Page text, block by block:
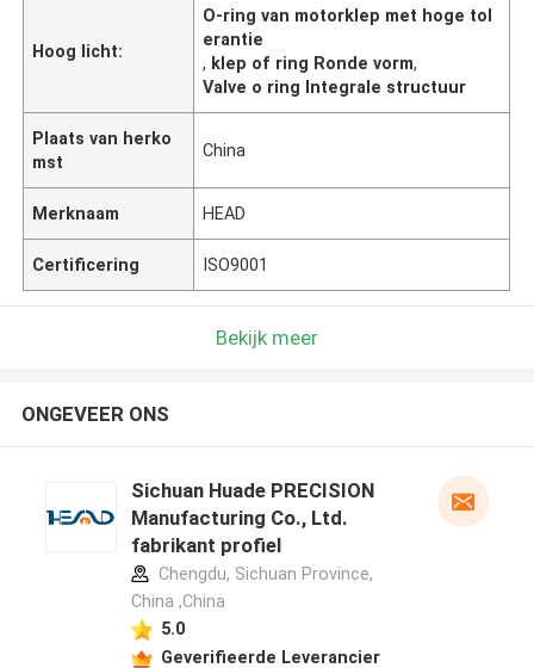
Hoog licht:
O-ring van motorklep met hoge tol
erantie
, klep of ring Ronde vorm,
Valve o ring Integrale structuur
Plaats van herko
mst
China
Merknaam HEAD
Certificering ISO9001
Bekijk meer
ONGEVEER ONS
Sichuan Huade PRECISION
Manufacturing Co., Ltd.
fabrikant profiel
Chengdu, Sichuan Province,
China ,China
5.0
Geverifieerde Leverancier